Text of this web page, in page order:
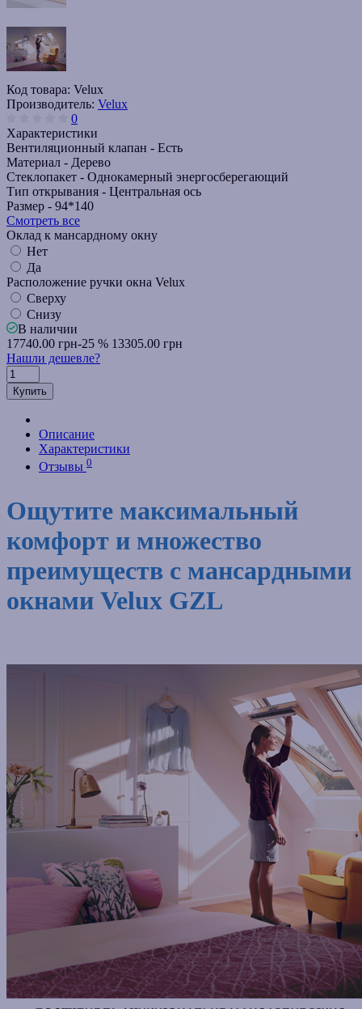
Код товара: Velux
Производитель: Velux
0
Характеристики
Вентиляционный клапан - Есть
Материал - Дерево
Стеклопакет - Однокамерный энергосберегающий
Тип открывания - Центральная ось
Размер - 94*140
Смотреть все
Оклад к мансардному окну
Нет
Да
Расположение ручки окна Velux
Сверху
Снизу
В наличии
17740.00 грн-25 % 13305.00 грн
Нашли дешевле?
Купить
Описание
Характеристики
Отзывы 0
Ощутите максимальный
комфорт и множество
преимуществ с мансардными
окнами Velux GZL